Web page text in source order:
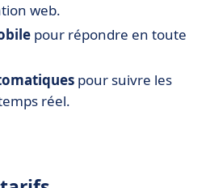
web.
pour répondre en toute
pour suivre les
réel.